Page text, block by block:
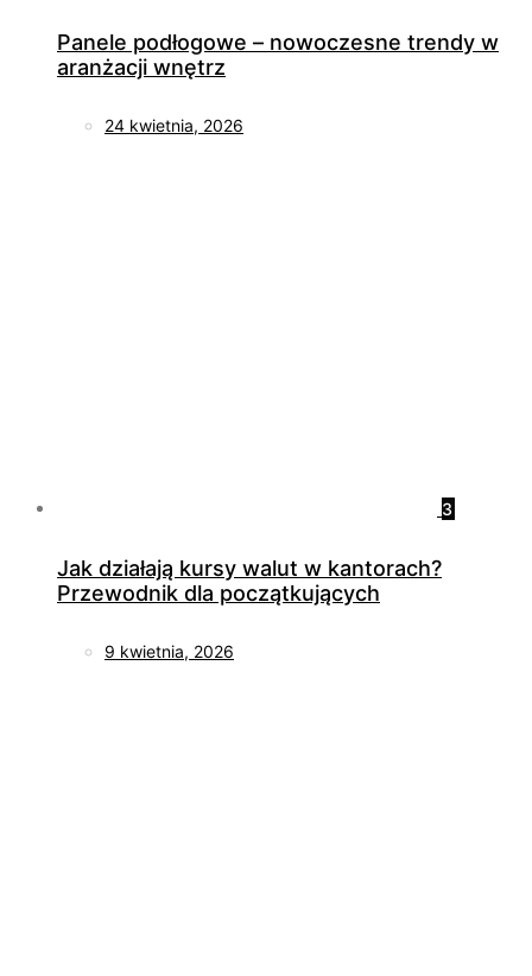
Panele podłogowe – nowoczesne trendy w
aranżacji wnętrz
24 kwietnia, 2026
3
Jak działają kursy walut w kantorach?
Przewodnik dla początkujących
9 kwietnia, 2026